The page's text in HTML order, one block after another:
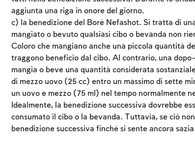
aggiunta una riga in onore del giorno.
c) la benedizione del Borè Nefashot. Si tratta di
mangiato o bevuto qualsiasi cibo o bevanda non
Coloro che mangiano anche una piccola quantità
traggono beneficio dal cibo. Al contrario, una
mangia o beve una quantità considerata
di mezzo uovo (25 cc) entro un massimo di sette
un uovo e mezzo (75 ml) nel tempo normalmente
Idealmente, la benedizione successiva dovrebbe
consumato il cibo o la bevanda. Tuttavia, se ciò
benedizione successiva finché si sente ancora
an account or log in.
Sign up Login